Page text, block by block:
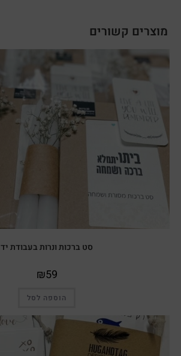
מוצרים קשורים
סט ברכות ונרות בעבודת יד
₪59
הוספה לסל